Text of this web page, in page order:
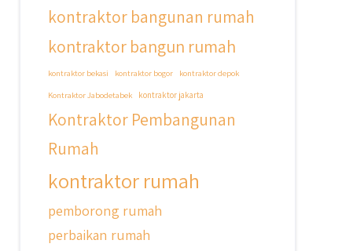
kontraktor bangunan rumah
kontraktor bangun rumah
kontraktor bekasi kontraktor bogor
kontraktor depok
Kontraktor Jabodetabek
kontraktor jakarta
Kontraktor Pembangunan
Rumah
kontraktor rumah
pemborong rumah
perbaikan rumah